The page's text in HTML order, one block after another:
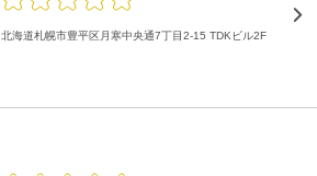
北海道札幌市豊平区月寒中央通7丁目2-15 TDKビル2F